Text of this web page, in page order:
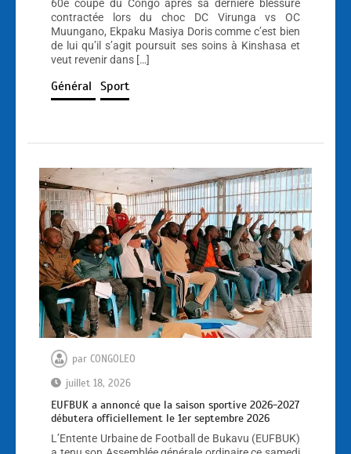
60e coupe du Congo après sa dernière blessure
contractée lors du choc DC Virunga vs OC
Muungano, Ekpaku Masiya Doris comme c’est bien
de lui qu’il s’agit poursuit ses soins à Kinshasa et
veut revenir dans […]
Général Sport
par CONGOLEO
juillet 18, 2026
EUFBUK a annoncé que la saison sportive 2026-2027
débutera officiellement le 1er septembre 2026
L’Entente Urbaine de Football de Bukavu (EUFBUK)